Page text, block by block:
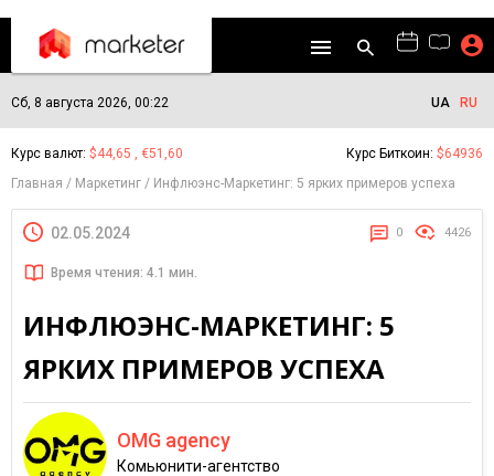
Сб, 8 августа 2026, 00:22 UA RU
Курс валют: $44,65 , €51,60 Курс Биткоин: $64936
Главная
Маркетинг Инфлюэнс-Маркетинг: 5 ярких примеров успеха
02.05.2024 0 4426
Время чтения: 4.1 мин.
ИНФЛЮЭНС-МАРКЕТИНГ: 5
ЯРКИХ ПРИМЕРОВ УСПЕХА
OMG agency
Комьюнити-агентство